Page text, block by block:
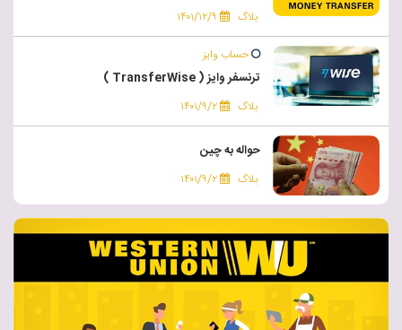
بلاگ ۱۴۰۱/۱۲/۹
حساب وایز
ترنسفر وایز ( TransferWise )
بلاگ ۱۴۰۱/۹/۲
حواله به چین
بلاگ ۱۴۰۱/۹/۲